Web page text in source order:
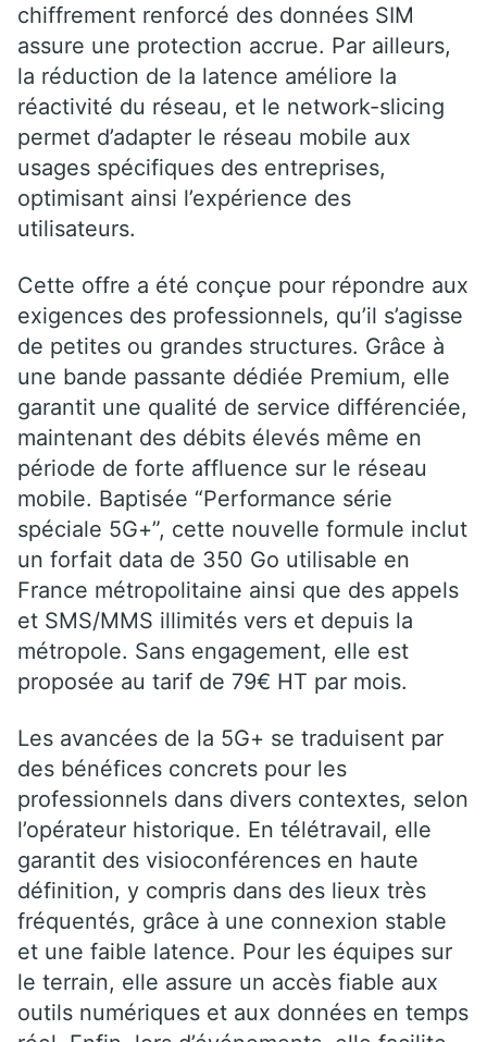
chiffrement renforcé des données SIM
assure une protection accrue. Par ailleurs,
la réduction de la latence améliore la
réactivité du réseau, et le network-slicing
permet d’adapter le réseau mobile aux
usages spécifiques des entreprises,
optimisant ainsi l’expérience des
utilisateurs.
Cette offre a été conçue pour répondre aux
exigences des professionnels, qu’il s’agisse
de petites ou grandes structures. Grâce à
une bande passante dédiée Premium, elle
garantit une qualité de service différenciée,
maintenant des débits élevés même en
période de forte affluence sur le réseau
mobile. Baptisée “Performance série
spéciale 5G+”, cette nouvelle formule inclut
un forfait data de 350 Go utilisable en
France métropolitaine ainsi que des appels
et SMS/MMS illimités vers et depuis la
métropole. Sans engagement, elle est
proposée au tarif de 79€ HT par mois.
Les avancées de la 5G+ se traduisent par
des bénéfices concrets pour les
professionnels dans divers contextes, selon
l’opérateur historique. En télétravail, elle
garantit des visioconférences en haute
définition, y compris dans des lieux très
fréquentés, grâce à une connexion stable
et une faible latence. Pour les équipes sur
le terrain, elle assure un accès fiable aux
outils numériques et aux données en temps